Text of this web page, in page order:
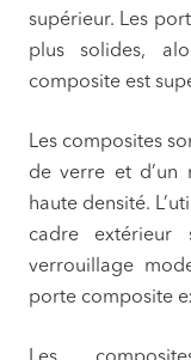
supérieur. Les
plus solides,
composite est
Les composites
de verre et d’un
haute densité.
cadre extérieur
verrouillage
porte composite